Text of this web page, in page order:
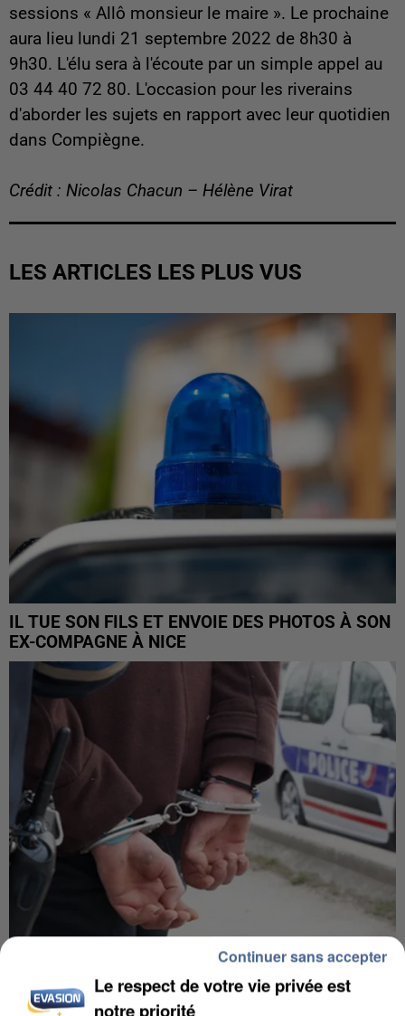
sessions « Allô monsieur le maire ». Le prochaine
aura lieu lundi 21 septembre 2022 de 8h30 à
9h30. L'élu sera à l'écoute par un simple appel au
03 44 40 72 80. L'occasion pour les riverains
d'aborder les sujets en rapport avec leur quotidien
dans Compiègne.
Crédit : Nicolas Chacun – Hélène Virat
LES ARTICLES LES PLUS VUS
IL TUE SON FILS ET ENVOIE DES PHOTOS À SON
EX-COMPAGNE À NICE
L’UN DES FONDATEURS SUPPOSÉS DE LA DZ
MAFIA INTERPELLÉ EN ALGÉRIE
Le respect de votre vie privée est
notre priorité
Continuer sans accepter